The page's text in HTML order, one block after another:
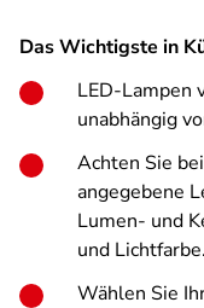
Das Wichtigste in
LED-Lampen
unabhängig
Achten Sie
angegebene
Lumen- und
und Lichtfarbe.
Wählen Sie